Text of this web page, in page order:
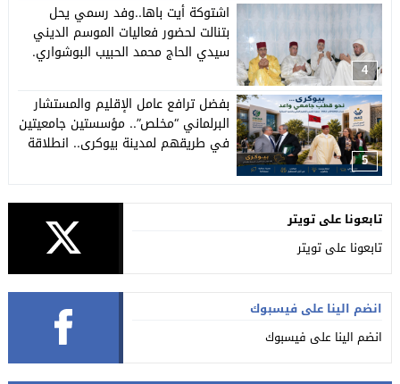
4
اشتوكة أيت باها..وفد رسمي يحل
بتنالت لحضور فعاليات الموسم الديني
سيدي الحاج محمد الحبيب البوشواري.
5
بفضل ترافع عامل الإقليم والمستشار
البرلماني “مخلص”.. مؤسستين جامعيتين
في طريقهم لمدينة بيوكرى.. انطلاقة
تابعونا على تويتر
تابعونا على تويتر
انضم الينا على فيسبوك
انضم الينا على فيسبوك